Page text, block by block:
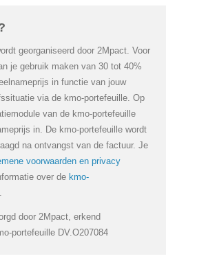
georganiseerd door 2Mpact. Voor
je gebruik maken van 30 tot 40%
in functie van jouw
via de kmo-portefeuille. Op
van de kmo-portefeuille
in. De kmo-portefeuille wordt
na ontvangst van de factuur. Je
voorwaarden en privacy
over dekmo-
door 2Mpact, erkend
portefeuille DV.O207084
Nederlands